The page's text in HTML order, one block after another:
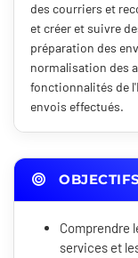
des courriers et
et créer et suivre
préparation des
normalisation des
fonctionnalités de
envois effectués.
Comprendre
services et